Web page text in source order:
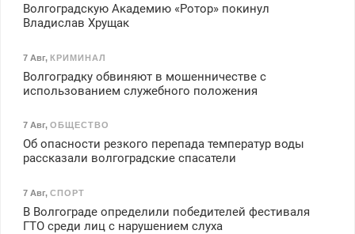
Волгоградскую Академию «Ротор» покинул
Владислав Хрущак
7 Авг, КРИМИНАЛ
Волгоградку обвиняют в мошенничестве с
использованием служебного положения
7 Авг, ОБЩЕСТВО
Об опасности резкого перепада температур воды
рассказали волгоградские спасатели
7 Авг, СПОРТ
В Волгограде определили победителей фестиваля
ГТО среди лиц с нарушением слуха